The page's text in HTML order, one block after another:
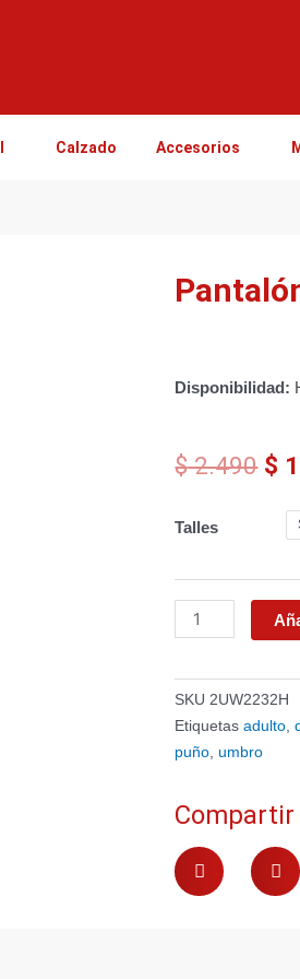
Calzado Accesorios
Disponibilidad:
$2.490 El
$
Talles
SKU 2UW2232H
Etiquetas adulto ,
puño ,umbro
Compartir